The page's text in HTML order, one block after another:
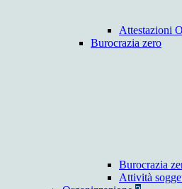
Attestazioni
Burocrazia zero
Burocrazia
Attività